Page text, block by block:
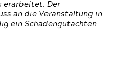
erarbeitet. Der
an die Veranstaltung in
ein Schadengutachten